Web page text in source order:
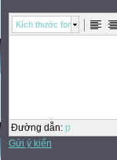
Kích thước font
Đường dẫn: p
Gửi ý kiến